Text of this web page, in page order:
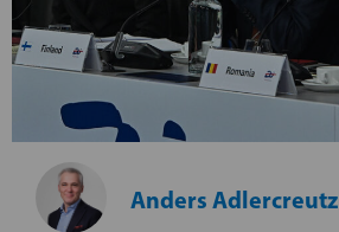
Anders Adlercreutz